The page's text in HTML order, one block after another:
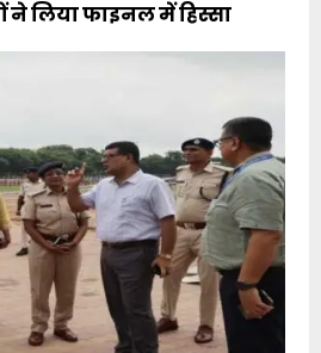
ने लिया फाइनल में हिस्सा